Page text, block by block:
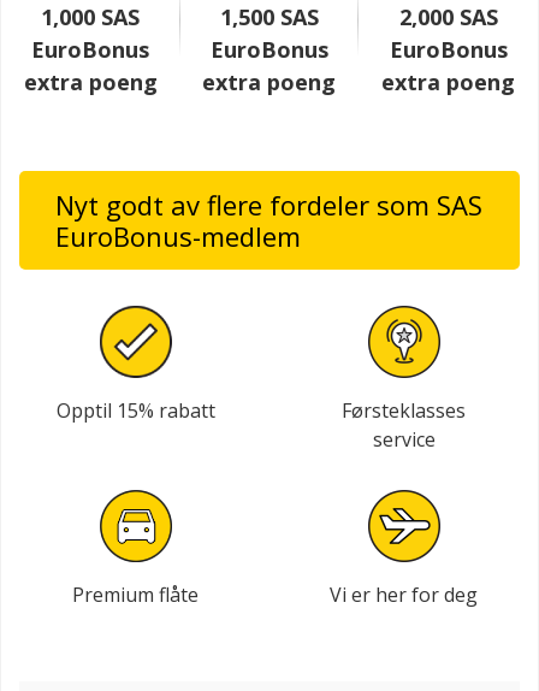
1,000 SAS
EuroBonus
extra poeng
1,500 SAS
EuroBonus
extra poeng
2,000 SAS
EuroBonus
extra poeng
Nyt godt av flere fordeler som SAS
EuroBonus-medlem
Opptil 15% rabatt
Førsteklasses
service
Premium flåte Vi er her for deg